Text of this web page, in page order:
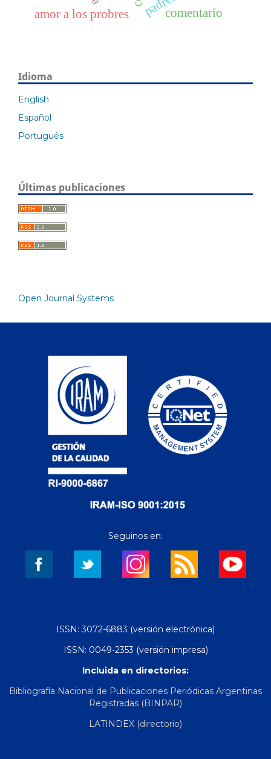
amor a los probres comentario
Idioma
English
Español
Português
Últimas publicaciones
Open Journal Systems
Seguinos en:
ISSN: 3072-6883 (versión electrónica)
ISSN: 0049-2353 (versión impresa)
Incluida en directorios:
Bibliografía Nacional de Publicaciones Periódicas Argentinas
Registradas (BINPAR)
LATINDEX (directorio)